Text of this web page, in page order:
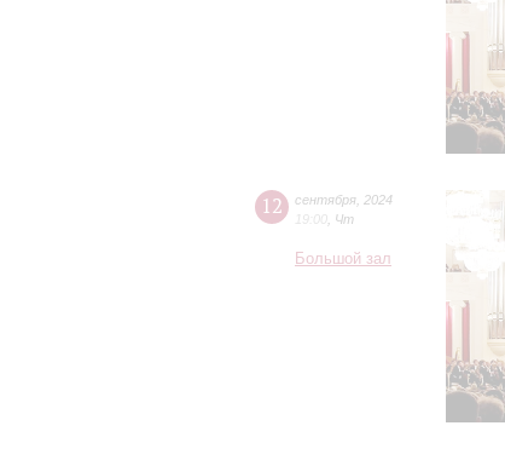
12 сентября 2024
19:00 Чт
Большой зал